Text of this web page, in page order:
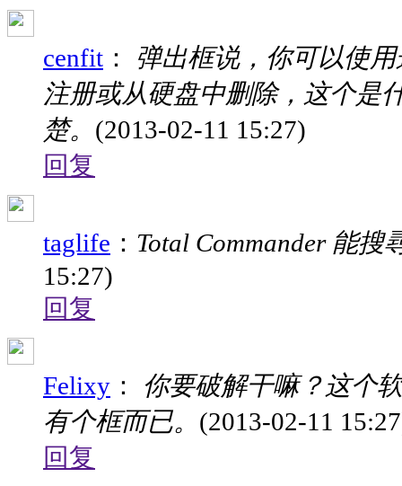
cenfit ：
弹出框说，你可以使
注册或从硬盘中删除，这个是
楚。 (2013-02-11 15:27)
回复
taglife ： Total Commander 能
15:27)
回复
Felixy ：
你要破解干嘛？这个
有个框而已。 (2013-02-11
回复